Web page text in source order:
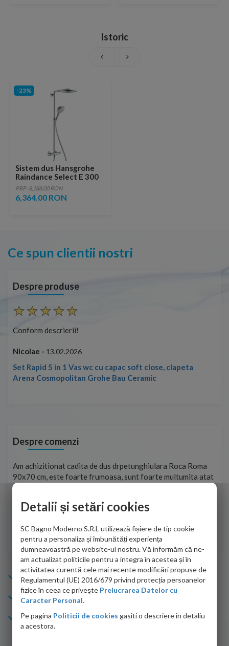
Istoric
-23%
Sistem dus Hansgrohe
Raindance Select E 300
cu baterie termostatata
PRP: 8,188.00 RON
6,364.00 RON
Ce spun clientii nostri
Despre produse
Conform descrierii!
Nicolae - 13.02.2026
Set Rapid 5 in 1 Vas wc cu capac soft close, clapeta
Arena Cosmopolitan Grohe Bau Ceramic
Despre comenzi
Am achizitionat cadita de dus drpetunghiulara Roca Roma
90x70 cm, este foarte frumoasa, sunt foarte multumita atat
de personalul firmei dvs. cu care am colaborat in obtinerea
adus coletul in siguranta.Numai bine, va doresc!
Sofrone Viviana -28.07.2026
Info Bagno
Cumparaturi
Suport clienti
Detalii și setări cookies
SC Bagno Moderno S.R.L utilizează fișiere de tip cookie
pentru a personaliza și îmbunătăți experiența
dumneavoastră pe website-ul nostru. Vă informăm că ne-
am actualizat politicile pentru a integra în acestea și în
activitatea curentă cele mai recente modificări propuse de
Regulamentul (UE) 2016/679 privind protecția persoanelor
fizice în ceea ce privește Prelucrarea Datelor cu
Caracter Personal.
Pe pagina Politicii de cookies gasiti o descriere in detaliu
a acestora.